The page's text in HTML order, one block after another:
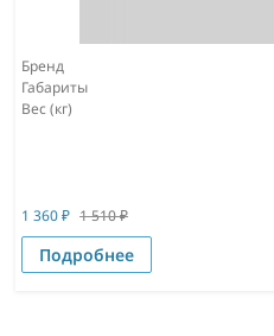
Бренд
Габариты
Вес (кг)
1 360₽ 1 510₽
Подробнее